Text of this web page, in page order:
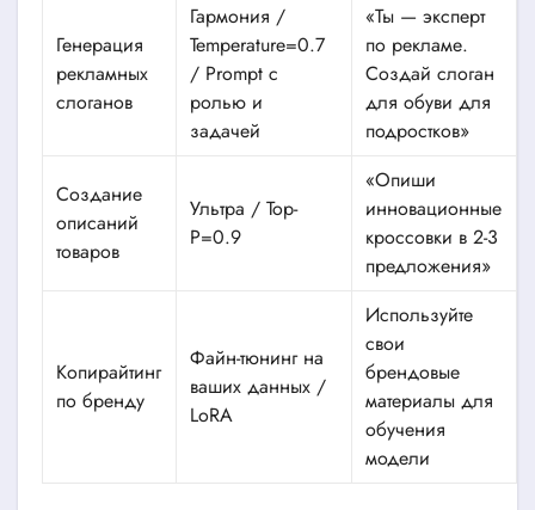
Генерация
рекламных
слоганов
Гармония /
Temperature=0.7
/ Prompt с
ролью и
задачей
«Ты — эксперт
по рекламе.
Создай слоган
для обуви для
подростков»
Создание
описаний
товаров
Ультра / Top-
P=0.9
«Опиши
инновационные
кроссовки в 2-3
предложения»
Копирайтинг
по бренду
Файн-тюнинг на
ваших данных /
LoRA
Используйте
свои
брендовые
материалы для
обучения
модели